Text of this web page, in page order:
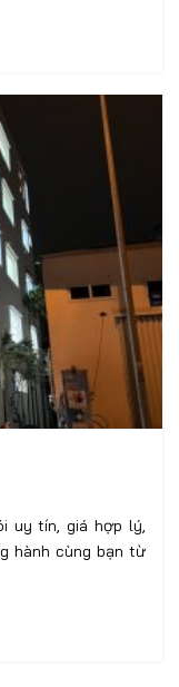
uy tín, giá hợp lý,
hành cùng bạn từ